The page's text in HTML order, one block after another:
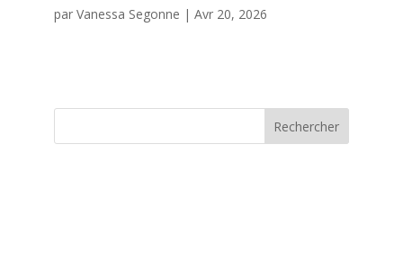
par Vanessa Segonne | Avr 20, 2026
Rechercher